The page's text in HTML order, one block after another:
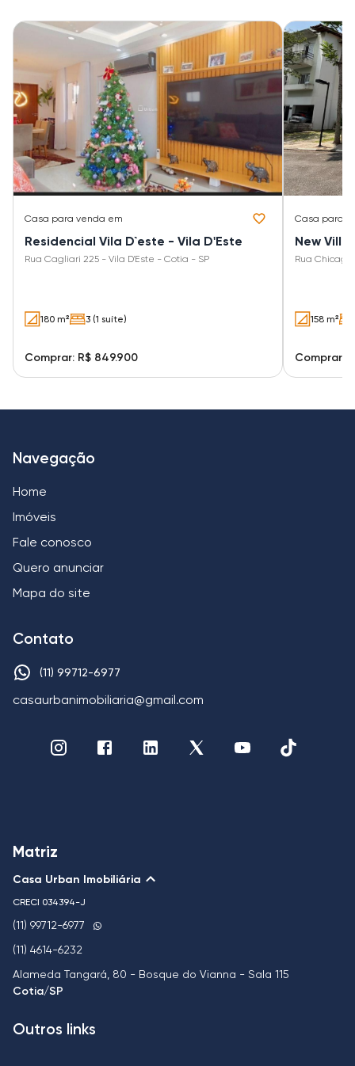
Casa para venda em
Residencial Vila D`este - Vila D'Este
Rua Cagliari 225 - Vila D'Este - Cotia - SP
180 m² 3 (1 suíte)
Comprar: R$ 849.900
Casa para
New
Rua
158 m²
Comprar:
Navegação
Home
Imóveis
Fale conosco
Quero anunciar
Mapa do site
Contato
(11) 99712-6977
casaurbanimobiliaria@gmail.com
Matriz
Casa Urban Imobiliária
CRECI 034394-J
(11) 99712-6977
(11) 4614-6232
Alameda Tangará, 80 - Bosque do Vianna - Sala 115
Cotia/SP
Outros links